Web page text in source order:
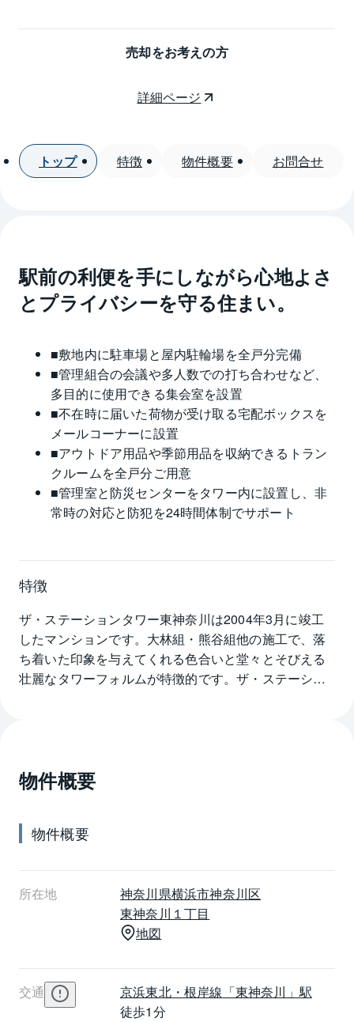
売却をお考えの方
詳細ページ
トップ 特徴 物件概要 お問合せ
駅前の利便を手にしながら心地よさ
とプライバシーを守る住まい。
■敷地内に駐車場と屋内駐輪場を全戸分完備
■管理組合の会議や多人数での打ち合わせなど、
多目的に使用できる集会室を設置
■不在時に届いた荷物が受け取る宅配ボックスを
メールコーナーに設置
■アウトドア用品や季節用品を収納できるトラン
クルームを全戸分ご用意
■管理室と防災センターをタワー内に設置し、非
常時の対応と防犯を24時間体制でサポート
特徴
ザ・ステーションタワー東神奈川は2004年3月に竣工
したマンションです。大林組・熊谷組他の施工で、落
ち着いた印象を与えてくれる色合いと堂々とそびえる
壮麗なタワーフォルムが特徴的です。ザ・ステーショ
可能です。さらに首都高速の入り口も近隣にあるた
め、車の交通の便も良くなっています。
物件概要
物件概要
所在地 神奈川県横浜市神奈川区
東神奈川１丁目
地図
交通 京浜東北・根岸線 「東神奈川」駅
徒歩1分